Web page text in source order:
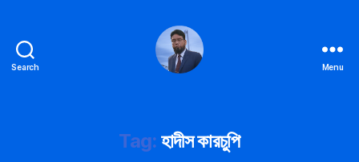
Search Menu
Tag: হাদীস কারচুপি